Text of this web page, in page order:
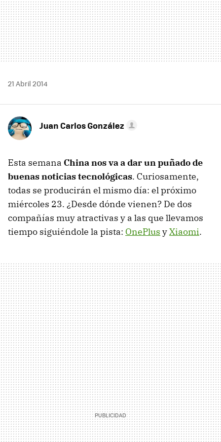
21 Abril 2014
Juan Carlos González
Esta semana China nos va a dar un puñado de
buenas noticias tecnológicas. Curiosamente,
todas se producirán el mismo día: el próximo
miércoles 23. ¿Desde dónde vienen? De dos
compañías muy atractivas y a las que llevamos
tiempo siguiéndole la pista: OnePlus yXiaomi.